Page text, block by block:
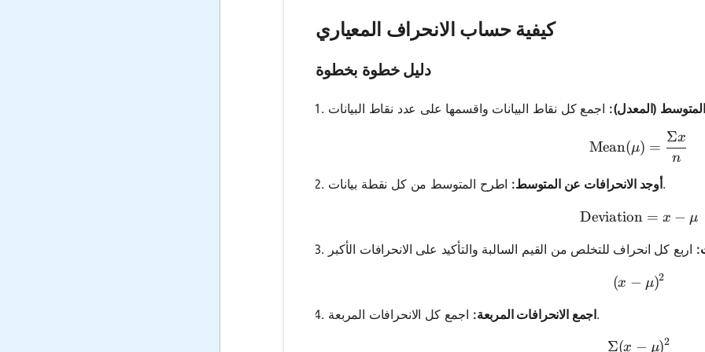
كيفية حساب الانحراف المعياري
دليل خطوة بخطوة
​​(المعدل):
Mean(μ) =
n
Σx
أوجد الانحرافات عن المتوسط:اطرح المتوسط ​​من كل نقطة بيانات.
Deviation = x − μ
(x - \mu)^2
(x − μ)2
اجمع الانحرافات المربعة:اجمع كل الانحرافات المربعة.
\Sigma (x
Σ(x − μ)2